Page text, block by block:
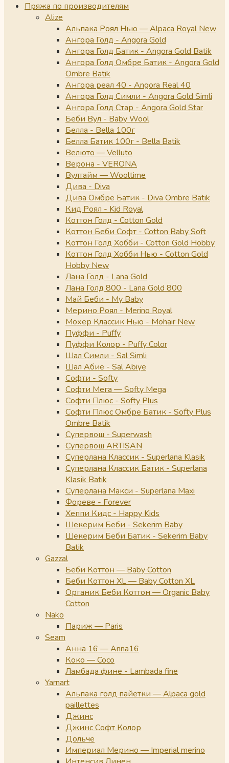
Пряжа по производителям
Alize
Альпака Роял Нью — Alpaca Royal New
Ангора Голд - Angora Gold
Ангора Голд Батик - Angora Gold Batik
Ангора Голд Омбре Батик - Angora Gold
Ombre Batik
Ангора реал 40 - Angora Real 40
Ангора Голд Симли - Angora Gold Simli
Ангора Голд Стар - Angora Gold Star
Беби Вул - Baby Wool
Белла - Bella 100г
Белла Батик 100г - Bella Batik
Велюто — Velluto
Верона - VERONA
Вултайм — Wooltime
Дива - Diva
Дива Омбре Батик - Diva Ombre Batik
Кид Роял - Kid Royal
Коттон Голд - Cotton Gold
Коттон Беби Софт - Cotton Baby Soft
Коттон Голд Хобби - Cotton Gold Hobby
Коттон Голд Хобби Нью - Cotton Gold
Hobby New
Лана Голд - Lana Gold
Лана Голд 800 - Lana Gold 800
Май Беби - My Baby
Мерино Роял - Merino Royal
Мохер Классик Нью - Mohair New
Пуффи - Puffy
Пуффи Колор - Puffy Color
Шал Симли - Sal Simli
Шал Абие - Sal Abiye
Софти - Softy
Софти Мега — Softy Mega
Софти Плюс - Softy Plus
Софти Плюс Омбре Батик - Softy Plus
Ombre Batik
Супервош - Superwash
Супервош ARTISAN
Суперлана Классик - Superlana Klasik
Суперлана Классик Батик - Superlana
Klasik Batik
Суперлана Макси - Superlana Maxi
Фореве - Forever
Хеппи Кидс - Happy Kids
Шекерим Беби - Sekerim Baby
Шекерим Беби Батик - Sekerim Baby
Batik
Gazzal
Беби Коттон — Baby Cotton
Беби Коттон XL — Baby Cotton XL
Органик Беби Коттон — Organic Baby
Cotton
Nako
Париж — Paris
Seam
Анна 16 — Anna16
Коко — Coco
Ламбада фине - Lambada fine
Yarnart
Альпака голд пайетки — Alpaca gold
paillettes
Джинс
Джинс Софт Колор
Дольче
Империал Мерино — Imperial merino